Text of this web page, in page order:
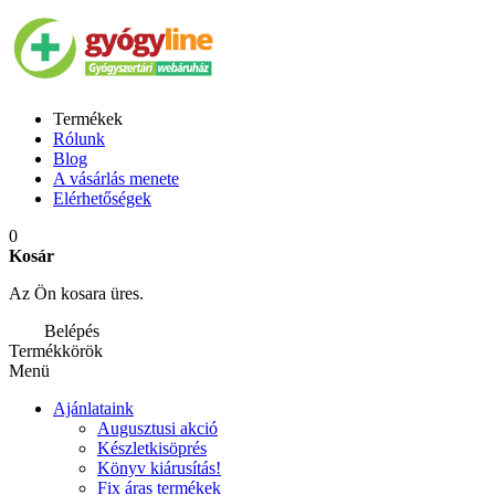
Termékek
Rólunk
Blog
A vásárlás menete
Elérhetőségek
0
Kosár
Az Ön kosara üres.
Belépés
Termékkörök
Menü
Ajánlataink
Augusztusi akció
Készletkisöprés
Könyv kiárusítás!
Fix áras termékek